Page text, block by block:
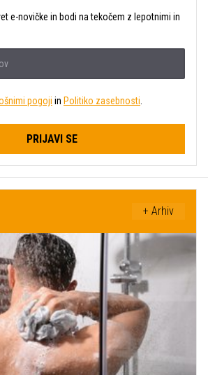
e-novičke in bodi na tekočem z lepotnimi in
pogoji in Politiko zasebnosti.
PRIJAVI SE
+ Arhiv